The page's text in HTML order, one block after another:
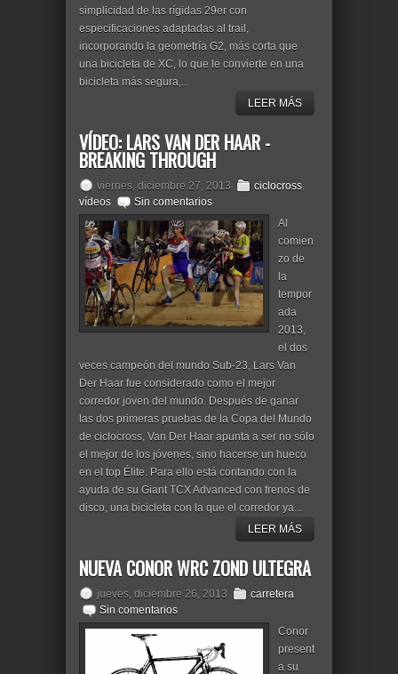
simplicidad de las rígidas 29er con
especificaciones adaptadas al trail,
incorporando la geometría G2, más corta que
una bicicleta de XC, lo que le convierte en una
bicicleta más segura,...
LEER MÁS
VÍDEO: LARS VAN DER HAAR -
BREAKING THROUGH
viernes, diciembre 27, 2013 ciclocross,
vídeos
Sin comentarios
Al
comien
zo de
la
tempor
ada
2013,
el dos
veces campeón del mundo Sub-23, Lars Van
Der Haar fue considerado como el mejor
corredor joven del mundo. Después de ganar
las dos primeras pruebas de la Copa del Mundo
de ciclocross, Van Der Haar apunta a ser no sólo
el mejor de los jóvenes, sino hacerse un hueco
en el top Élite. Para ello está contando con la
ayuda de su Giant TCX Advanced con frenos de
disco, una bicicleta con la que el corredor ya...
LEER MÁS
NUEVA CONOR WRC ZOND ULTEGRA
jueves, diciembre 26, 2013
carretera
Sin comentarios
Conor
present
a su